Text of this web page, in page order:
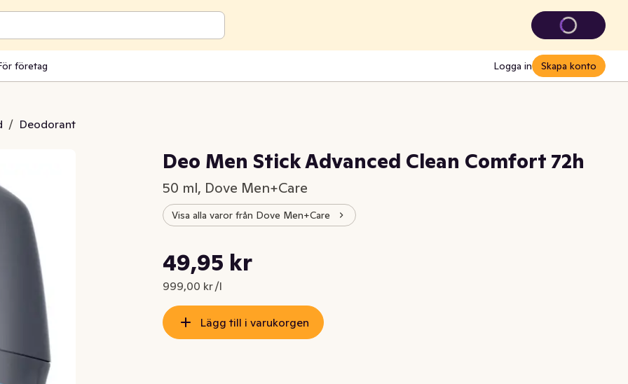
företag Logga in Skapa konto
/ Deodorant
Deo Men Stick Advanced Clean Comfort 72h
50 ml, Dove Men+Care
Visa alla varor från Dove Men+Care
Nuvarande pris är: 49,95 kr
49,95 kr
999,00 kr /l
Styckpris: 999,00 kr /l
Lägg till i varukorgen